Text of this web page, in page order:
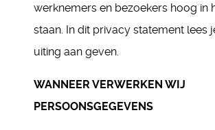
werknemers en bezoekers hoog in
staan. In dit privacy statement lees
uiting aan geven.
WANNEER VERWERKEN WIJ
PERSOONSGEGEVENS